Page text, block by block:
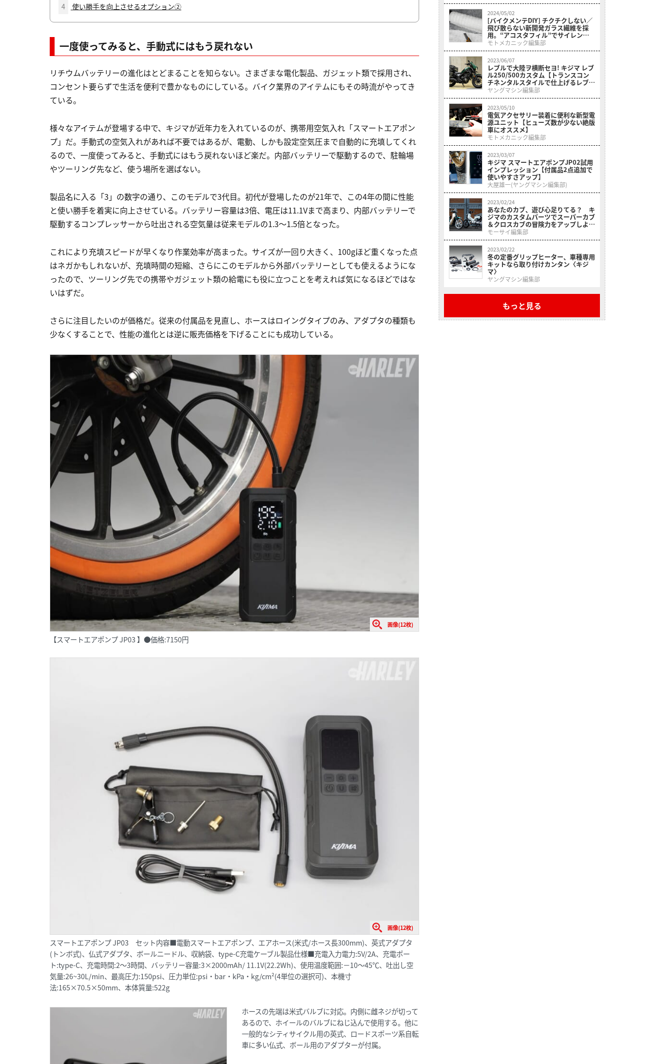
4
使い勝手を向上させるオプション②
一度使ってみると、手動式にはもう戻れない
リチウムバッテリーの進化はとどまることを知らない。さまざまな電化製品、ガジェット類で採用され、
コンセント要らずで生活を便利で豊かなものにしている。バイク業界のアイテムにもその時流がやってき
ている。
様々なアイテムが登場する中で、キジマが近年力を入れているのが、携帯用空気入れ「スマートエアポン
プ」だ。手動式の空気入れがあれば不要ではあるが、電動、しかも設定空気圧まで自動的に充填してくれ
るので、一度使ってみると、手動式にはもう戻れないほど楽だ。内部バッテリーで駆動するので、駐輪場
やツーリング先など、使う場所を選ばない。
製品名に入る「3」の数字の通り、このモデルで3代目。初代が登場したのが21年で、この4年の間に性能
と使い勝手を着実に向上させている。バッテリー容量は3倍、電圧は11.1Vまで高まり、内部バッテリーで
駆動するコンプレッサーから吐出される空気量は従来モデルの1.3〜1.5倍となった。
これにより充填スピードが早くなり作業効率が高まった。サイズが一回り大きく、100gほど重くなった点
はネガかもしれないが、充填時間の短縮、さらにこのモデルから外部バッテリーとしても使えるようにな
ったので、ツーリング先での携帯やガジェット類の給電にも役に立つことを考えれば気になるほどではな
いはずだ。
さらに注目したいのが価格だ。従来の付属品を見直し、ホースはロイングタイプのみ、アダプタの種類も
少なくすることで、性能の進化とは逆に販売価格を下げることにも成功している。
画像(12枚)
【スマートエアポンプ JP03 】●価格:7150円
画像(12枚)
スマートエアポンプ JP03 セット内容■電動スマートエアポンプ、エアホース(米式/ホース長300mm)、英式アダプタ
(トンボ式)、仏式アダプタ、ボールニードル、収納袋、type-C充電ケーブル製品仕様■充電入力電力:5V/2A、充電ポー
ト:type-C、充電時間:2〜3時間、バッテリー容量:3×2000mAh/ 11.1V(22.2Wh)、使用温度範囲:－10〜45℃、吐出し空
気量:26~30L/min、最高圧力:150psi、圧力単位:psi・bar・kPa・kg/cm²(4単位の選択可)、本機寸
法:165×70.5×50mm、本体質量:522g
ホースの先端は米式バルブに対応。内側に雌ネジが切って
あるので、ホイールのバルブにねじ込んで使用する。他に
一般的なシティサイクル用の英式、ロードスポーツ系自転
車に多い仏式、ボール用のアダプターが付属。
2024/05/02
[バイクメンテDIY] チクチクしない／
飛び散らない新開発ガラス繊維を採
用。“アコスタフィル”でサイレンサ
ーリペアの悩みを解消
モトメカニック編集部
2023/06/07
レブルで大陸ヲ横断セヨ! キジマ レブ
ル250/500カスタム【トランスコン
チネンタルスタイルで仕上げるレブル
シリーズ】
ヤングマシン編集部
2023/05/10
電気アクセサリー装着に便利な新型電
源ユニット【ヒューズ数が少ない絶版
車にオススメ】
モトメカニック編集部
2023/03/07
キジマ スマートエアポンプJP02試用
インプレッション【付属品2点追加で
使いやすさアップ】
大屋雄一(ヤングマシン編集部)
2023/02/24
あなたのカブ、遊び心足りてる？ キ
ジマのカスタムパーツでスーパーカブ
＆クロスカブの冒険力をアップしよ
う!
モーサイ編集部
2023/02/22
冬の定番グリップヒーター、車種専用
キットなら取り付けカンタン〈キジ
マ〉
ヤングマシン編集部
もっと見る